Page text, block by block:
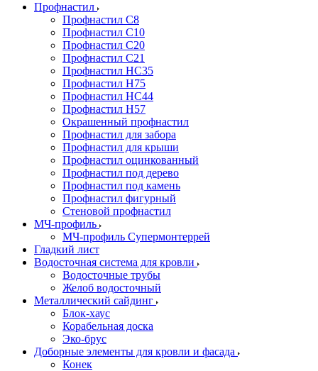
Профнастил
Профнастил С8
Профнастил С10
Профнастил С20
Профнастил С21
Профнастил НС35
Профнастил Н75
Профнастил HC44
Профнастил Н57
Окрашенный профнастил
Профнастил для забора
Профнастил для крыши
Профнастил оцинкованный
Профнастил под дерево
Профнастил под камень
Профнастил фигурный
Стеновой профнастил
МЧ-профиль
МЧ-профиль Супермонтеррей
Гладкий лист
Водосточная система для кровли
Водосточные трубы
Желоб водосточный
Металлический сайдинг
Блок-хаус
Корабельная доска
Эко-брус
Доборные элементы для кровли и фасада
Конек